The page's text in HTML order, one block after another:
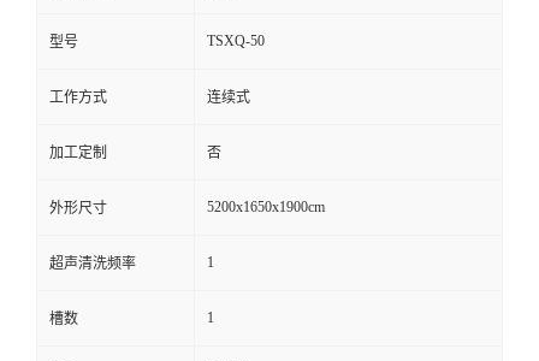
型号 TSXQ-50
工作方式 连续式
加工定制 否
外形尺寸 5200x1650x1900cm
超声清洗频率 1
槽数 1